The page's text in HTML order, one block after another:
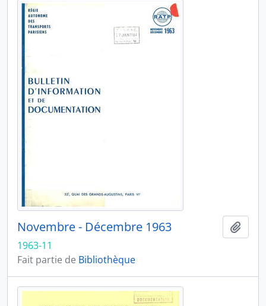
Novembre - Décembre 1963
1963-11
Fait partie de Bibliothèque